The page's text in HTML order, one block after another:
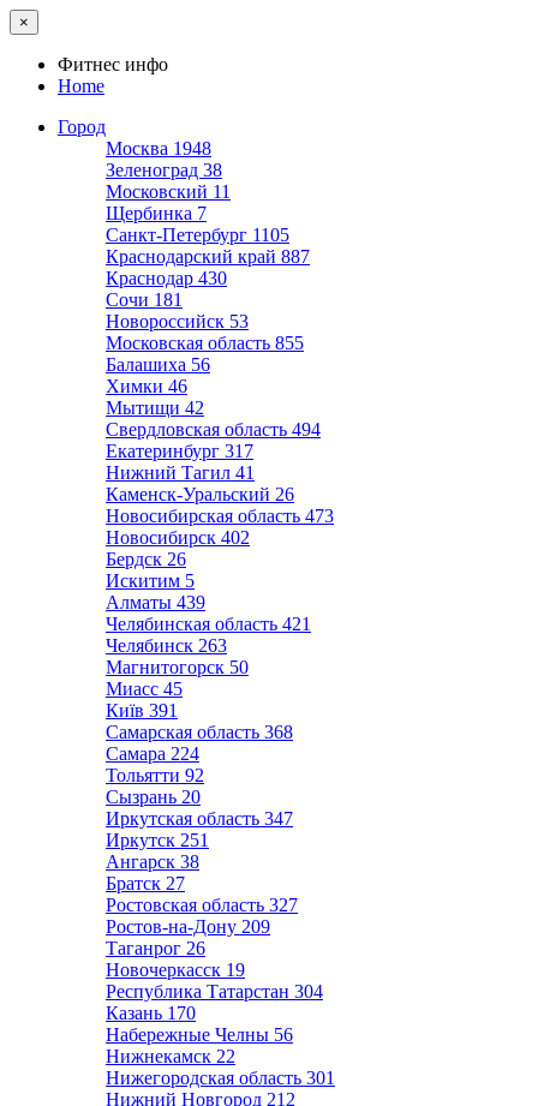
×
Фитнес инфо
Home
Город
Москва 1948
Зеленоград 38
Московский 11
Щербинка 7
Санкт-Петербург 1105
Краснодарский край 887
Краснодар 430
Сочи 181
Новороссийск 53
Московская область 855
Балашиха 56
Химки 46
Мытищи 42
Свердловская область 494
Екатеринбург 317
Нижний Тагил 41
Каменск-Уральский 26
Новосибирская область 473
Новосибирск 402
Бердск 26
Искитим 5
Алматы 439
Челябинская область 421
Челябинск 263
Магнитогорск 50
Миасс 45
Київ 391
Самарская область 368
Самара 224
Тольятти 92
Сызрань 20
Иркутская область 347
Иркутск 251
Ангарск 38
Братск 27
Ростовская область 327
Ростов-на-Дону 209
Таганрог 26
Новочеркасск 19
Республика Татарстан 304
Казань 170
Набережные Челны 56
Нижнекамск 22
Нижегородская область 301
Нижний Новгород 212